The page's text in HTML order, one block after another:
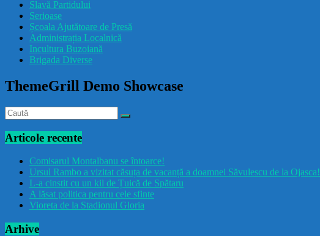
Slavă Partidului
Serioase
Școala Ajutătoare de Presă
Administrația Localnică
Incultura Buzoiană
Brigada Diverse
ThemeGrill Demo Showcase
Articole recente
Comisarul Montalbanu se întoarce!
Ursul Rambo a vizitat căsuța de vacanță a doamnei Săvulescu de la Ojasca!
L-a cinstit cu un kil de Țuică de Spătaru
A lăsat politica pentru cele sfinte
Vioreta de la Stadionul Gloria
Arhive